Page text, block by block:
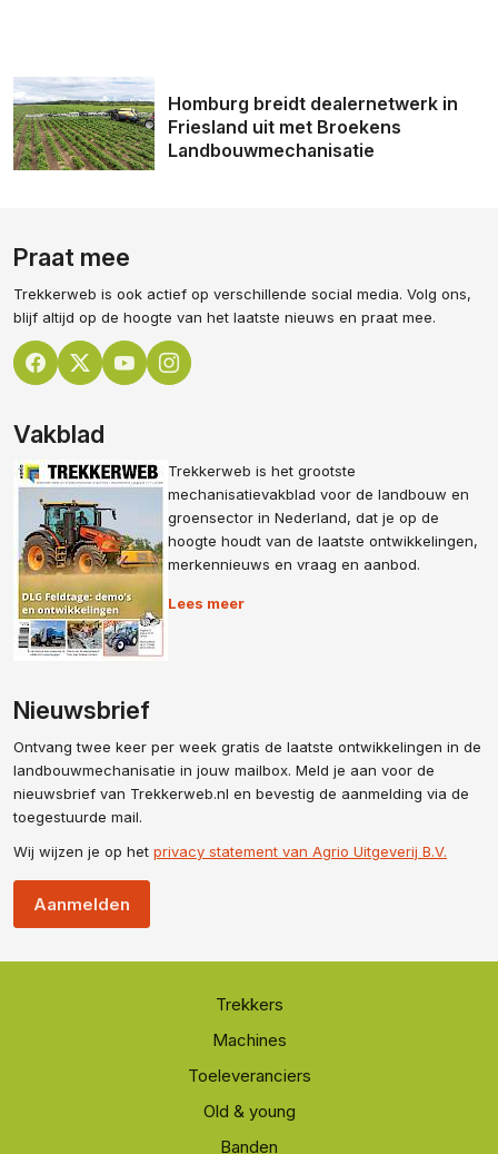
Homburg breidt dealernetwerk in
Friesland uit met Broekens
Landbouwmechanisatie
Praat mee
Trekkerweb is ook actief op verschillende social media. Volg ons,
blijf altijd op de hoogte van het laatste nieuws en praat mee.
Vakblad
Trekkerweb is het grootste
mechanisatievakblad voor de landbouw en
groensector in Nederland, dat je op de
hoogte houdt van de laatste ontwikkelingen,
merkennieuws en vraag en aanbod.
Lees meer
Nieuwsbrief
Ontvang twee keer per week gratis de laatste ontwikkelingen in de
landbouwmechanisatie in jouw mailbox. Meld je aan voor de
nieuwsbrief van Trekkerweb.nl en bevestig de aanmelding via de
toegestuurde mail.
Wij wijzen je op het privacy statement van Agrio Uitgeverij B.V.
Aanmelden
Trekkers
Machines
Toeleveranciers
Old & young
Banden